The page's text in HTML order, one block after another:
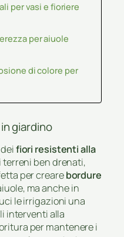
per vasi e fioriere
per aiuole
di colore per
giardino
fiori resistenti alla
terreni ben drenati,
per crearebordure
ma anche in
le irrigazioni una
interventi alla
per mantenere i